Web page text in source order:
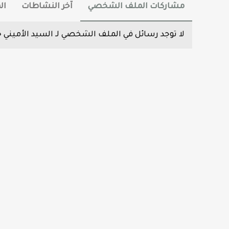
مشاركات الملف الشخصي آخر النشاطات
لا توجد رسائل في الملف الشخصي لـ السيد الأميني